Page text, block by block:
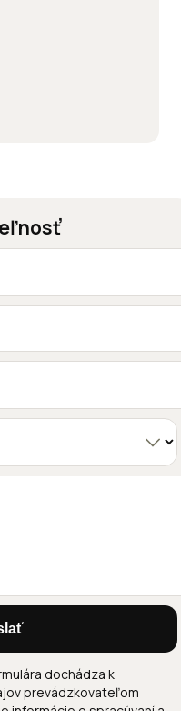
dochádza k
prevádzkovateľom